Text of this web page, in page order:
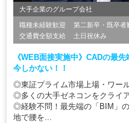
大手企業のグループ会社
職種未経験歓迎 第二新卒・既卒者
交通費全額支給
土日祝休み
《WEB面接実施中》CADの最
今しかない！！
◎東証プライム市場上場・ワー
◎多くの大手ゼネコンをクライ
◎経験不問！最先端の「BIM」
地で腰を...